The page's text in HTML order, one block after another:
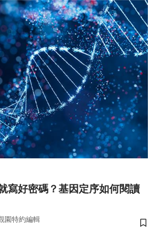
寫好密碼？基因定序如何閱讀
園特約編輯
儲